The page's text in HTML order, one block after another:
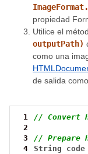
propiedad
Utilice el
outputPath)
como una
de salida
1
// Convert
2
3
// Prepare
4
String code